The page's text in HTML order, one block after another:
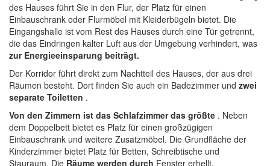
des Hauses führt Sie in den Flur, der Platz für einen
Einbauschrank oder Flurmöbel mit Kleiderbügeln bietet. Die
Eingangshalle ist vom Rest des Hauses durch eine Tür getrennt,
die das Eindringen kalter Luft aus der Umgebung verhindert, was
zur Energieeinsparung beiträgt.
Der Korridor führt direkt zum Nachtteil des Hauses, der aus drei
Räumen besteht. Dort finden Sie auch ein Badezimmer und zwei
separate Toiletten .
Von den Zimmern ist das Schlafzimmer das größte . Neben
dem Doppelbett bietet es Platz für einen großzügigen
Einbauschrank und weitere Zusatzmöbel. Die Grundfläche der
Kinderzimmer bietet Platz für Betten, Schreibtische und
Stauraum. Die Räume werden durch Fenster erhellt.